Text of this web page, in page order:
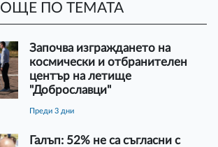
ОЩЕ ПО ТЕМАТА
Започва изграждането на
космически и отбранителен
център на летище
"Доброславци"
преди 3 дни
Галъп: 52% не са съгласни с